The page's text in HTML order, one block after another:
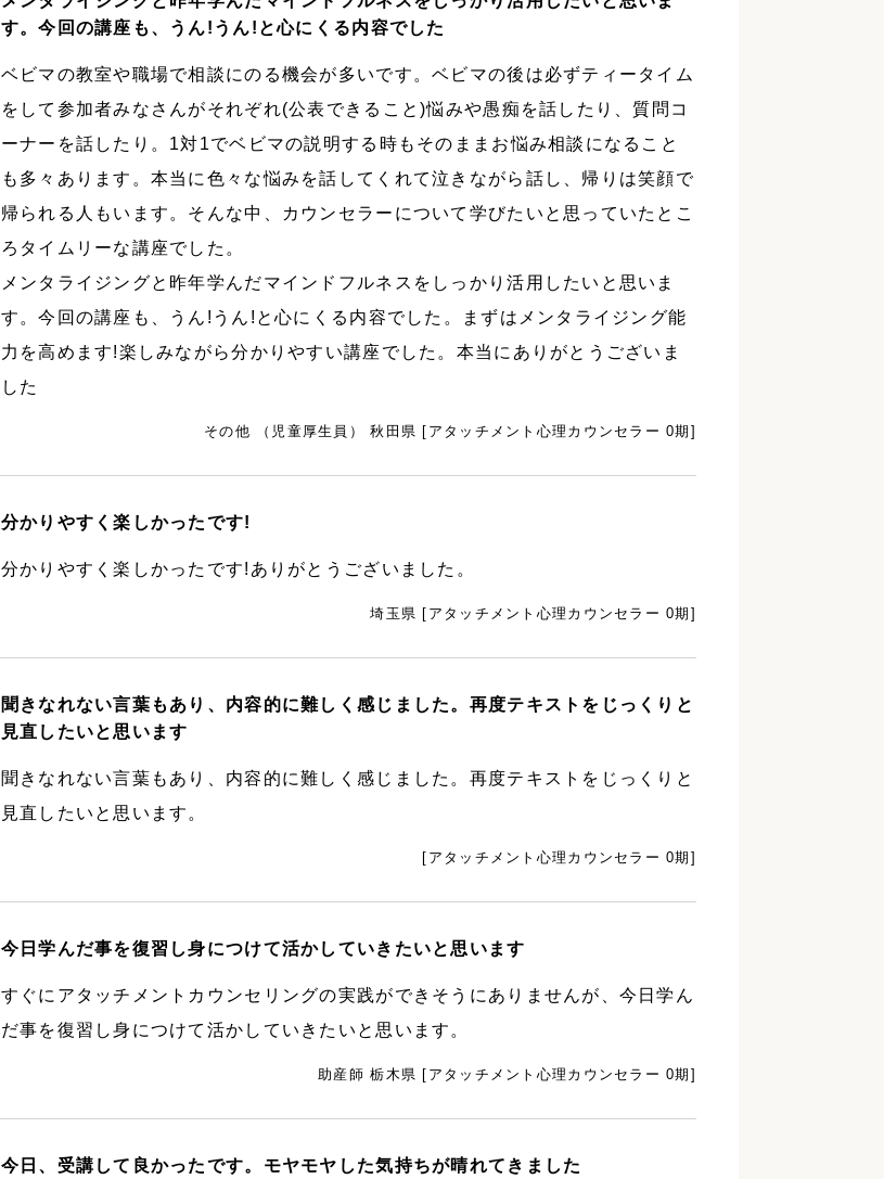
す。今回の講座も、うん!うん!と心にくる内容でした
ベビマの教室や職場で相談にのる機会が多いです。ベビマの後は必ずティータイム
をして参加者みなさんがそれぞれ(公表できること)悩みや愚痴を話したり、質問コ
ーナーを話したり。1対1でベビマの説明する時もそのままお悩み相談になること
も多々あります。本当に色々な悩みを話してくれて泣きながら話し、帰りは笑顔で
帰られる人もいます。そんな中、カウンセラーについて学びたいと思っていたとこ
ろタイムリーな講座でした。
メンタライジングと昨年学んだマインドフルネスをしっかり活用したいと思いま
す。今回の講座も、うん!うん!と心にくる内容でした。まずはメンタライジング能
力を高めます!楽しみながら分かりやすい講座でした。本当にありがとうございま
した
その他 （児童厚生員） 秋田県 [アタッチメント心理カウンセラー 0期]
分かりやすく楽しかったです!
分かりやすく楽しかったです!ありがとうございました。
埼玉県 [アタッチメント心理カウンセラー 0期]
聞きなれない言葉もあり、内容的に難しく感じました。再度テキストをじっくりと
見直したいと思います
聞きなれない言葉もあり、内容的に難しく感じました。再度テキストをじっくりと
見直したいと思います。
[アタッチメント心理カウンセラー 0期]
今日学んだ事を復習し身につけて活かしていきたいと思います
すぐにアタッチメントカウンセリングの実践ができそうにありませんが、今日学ん
だ事を復習し身につけて活かしていきたいと思います。
助産師 栃木県 [アタッチメント心理カウンセラー 0期]
今日、受講して良かったです。モヤモヤした気持ちが晴れてきました